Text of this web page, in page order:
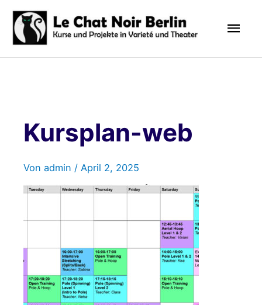
Zum
Inhalt
springen
Kursplan-web
Vonadmin /April 2, 2025